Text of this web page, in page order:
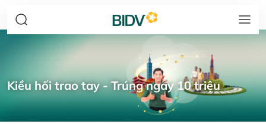
Kiều hối trao tay - Trúng ngay 10 triệu